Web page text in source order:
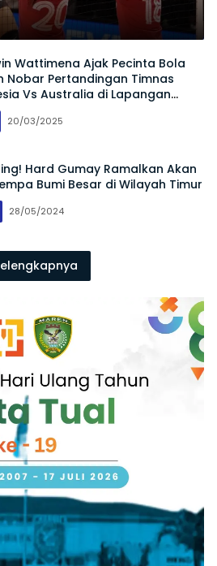
Wattimena Ajak Pecinta Bola
Nobar Pertandingan Timnas
Vs Australia di Lapangan
20/03/2025
Hard Gumay Ramalkan Akan
Bumi Besar di Wilayah Timur
28/05/2024